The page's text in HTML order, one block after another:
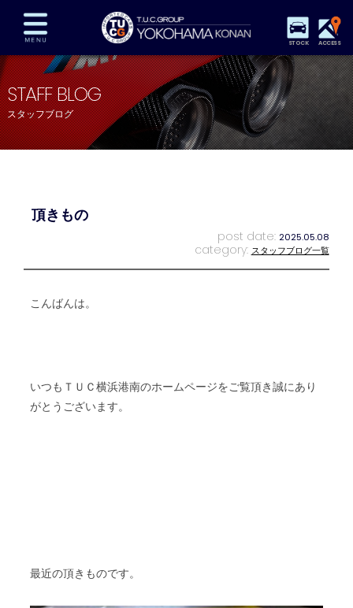
STOCK ACCESS
在庫車両情報 保証&サービス パーツリスト
TUCとは？ 店舗情報 アクセスマップ
全国納車 特別作業 注文販売
STAFF BLOG
スタッフブログ
頂きもの
post date: 2025.05.08
category: スタッフブログ一覧
こんばんは。
いつもＴＵＣ横浜港南のホームページをご覧頂き誠にあり
がとうございます。
最近の頂きものです。